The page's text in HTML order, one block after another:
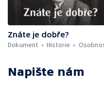
Znáte je dobře?
Dokument
Historie
Napište nám